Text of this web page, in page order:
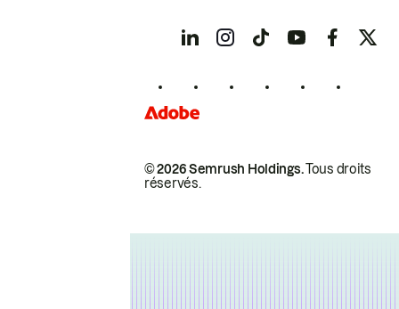
© 2026 Semrush Holdings.Tous droits
réservés.